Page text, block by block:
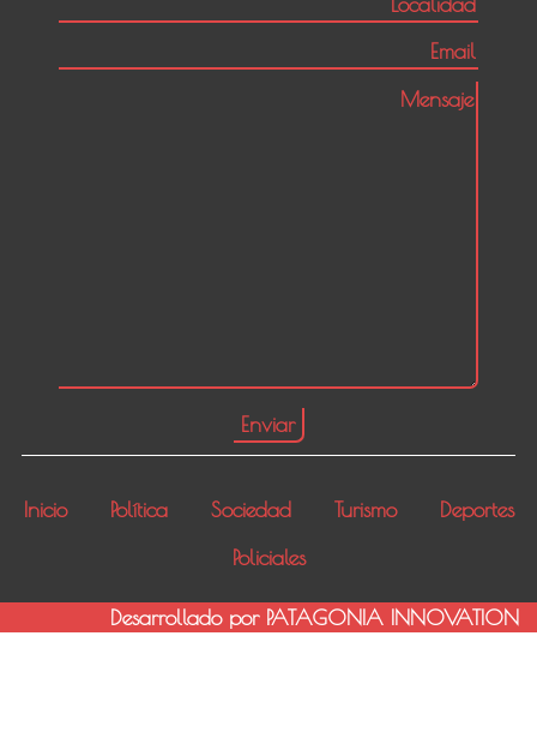
Inicio Política Sociedad Turismo
Deportes
Policiales
Desarrollado por PATAGONIA INNOVATION